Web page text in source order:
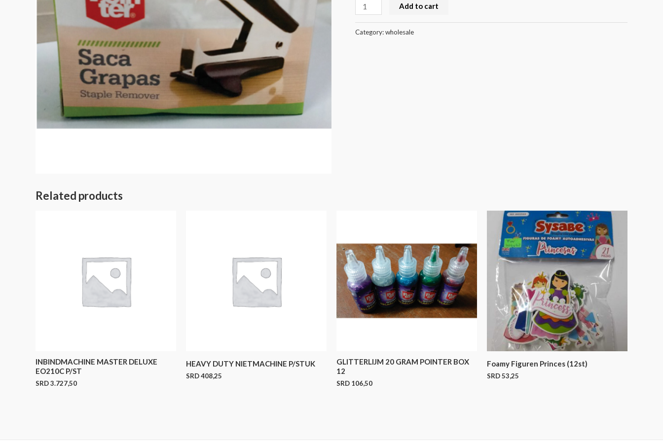
Add to cart
Category:wholesale
Related products
INBINDMACHINE MASTER DELUXE
EO210C P/ST
SRD3.727,50
HEAVY DUTY NIETMACHINE P/STUK
SRD408,25
GLITTERLIJM 20 GRAM POINTER BOX
12
SRD 106,50
Foamy Figuren Princes (12st)
SRD53,25